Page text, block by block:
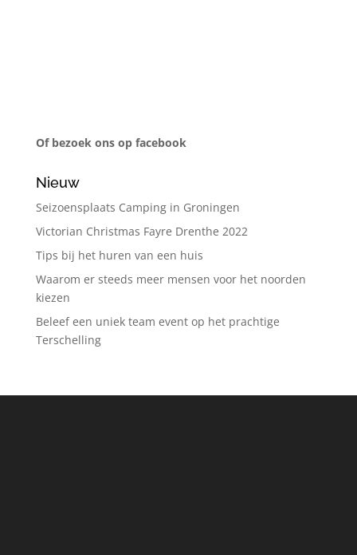
Of bezoek ons op facebook
Nieuw
Seizoensplaats Camping in Groningen
Victorian Christmas Fayre Drenthe 2022
Tips bij het huren van een huis
Waarom er steeds meer mensen voor het noorden
kiezen
Beleef een uniek team event op het prachtige
Terschelling